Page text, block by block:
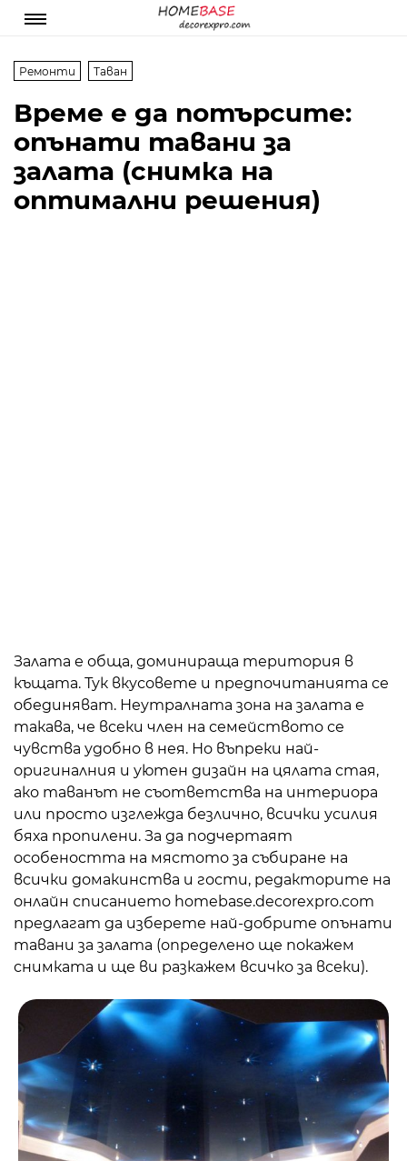
Ремонти Таван
Време е да потърсите:
опънати тавани за
залата (снимка на
оптимални решения)
Залата е обща, доминираща територия в
къщата. Тук вкусовете и предпочитанията се
обединяват. Неутралната зона на залата е
такава, че всеки член на семейството се
чувства удобно в нея. Но въпреки най-
оригиналния и уютен дизайн на цялата стая,
ако таванът не съответства на интериора
или просто изглежда безлично, всички усилия
бяха пропилени. За да подчертаят
особеността на мястото за събиране на
всички домакинства и гости, редакторите на
онлайн списанието homebase.decorexpro.com
предлагат да изберете най-добрите опънати
тавани за залата (определено ще покажем
снимката и ще ви разкажем всичко за всеки).